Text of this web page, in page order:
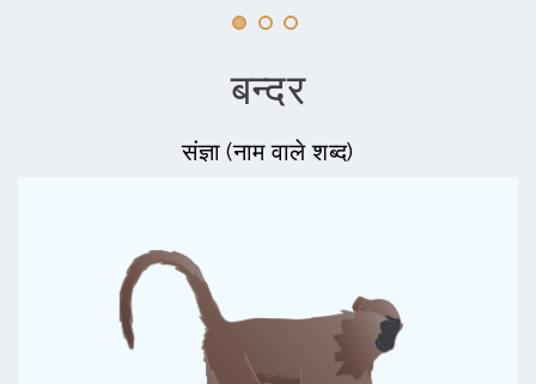
बन्दर
संज्ञा (नाम वाले शब्द)